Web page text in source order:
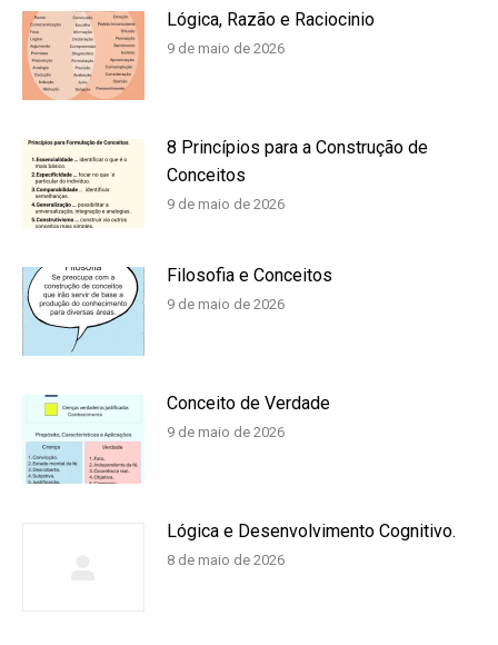
Lógica, Razão e Raciocinio
9 de maio de 2026
8 Princípios para a Construção de
Conceitos
9 de maio de 2026
Filosofia e Conceitos
9 de maio de 2026
Conceito de Verdade
9 de maio de 2026
Lógica e Desenvolvimento Cognitivo.
8 de maio de 2026